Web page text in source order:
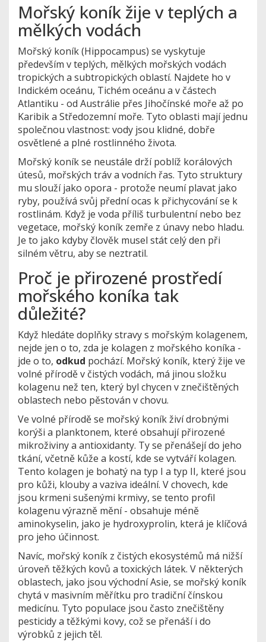
Mořský koník žije v teplých a
mělkých vodách
Mořský koník (Hippocampus) se vyskytuje
především v teplých, mělkých mořských vodách
tropických a subtropických oblastí. Najdete ho v
Indickém oceánu, Tichém oceánu a v částech
Atlantiku - od Austrálie přes Jihočínské moře až po
Karibik a Středozemní moře. Tyto oblasti mají jednu
společnou vlastnost: vody jsou klidné, dobře
osvětlené a plné rostlinného života.
Mořský koník se neustále drží poblíž korálových
útesů, mořských tráv a vodních řas. Tyto struktury
mu slouží jako opora - protože neumí plavat jako
ryby, používá svůj přední ocas k přichycování se k
rostlinám. Když je voda příliš turbulentní nebo bez
vegetace, mořský koník zemře z únavy nebo hladu.
Je to jako kdyby člověk musel stát celý den při
silném větru, aby se neztratil.
Proč je přirozené prostředí
mořského koníka tak
důležité?
Když hledáte doplňky stravy s mořským kolagenem,
nejde jen o to, zda je kolagen z mořského koníka -
jde o to, odkud pochází. Mořský koník, který žije ve
volné přírodě v čistých vodách, má jinou složku
kolagenu než ten, který byl chycen v znečištěných
oblastech nebo pěstován v chovu.
Ve volné přírodě se mořský koník živí drobnými
korýši a planktonem, které obsahují přirozené
mikroživiny a antioxidanty. Ty se přenášejí do jeho
tkání, včetně kůže a kostí, kde se vytváří kolagen.
Tento kolagen je bohatý na typ I a typ II, které jsou
pro kůži, klouby a vaziva ideální. V chovech, kde
jsou krmeni sušenými krmivy, se tento profil
kolagenu výrazně mění - obsahuje méně
aminokyselin, jako je hydroxyprolin, která je klíčová
pro jeho účinnost.
Navíc, mořský koník z čistých ekosystémů má nižší
úroveň těžkých kovů a toxických látek. V některých
oblastech, jako jsou východní Asie, se mořský koník
chytá v masivním měřítku pro tradiční čínskou
medicínu. Tyto populace jsou často znečištěny
pesticidy a těžkými kovy, což se přenáší i do
výrobků z jejich těl.